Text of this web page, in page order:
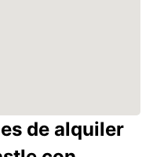
de alquiler